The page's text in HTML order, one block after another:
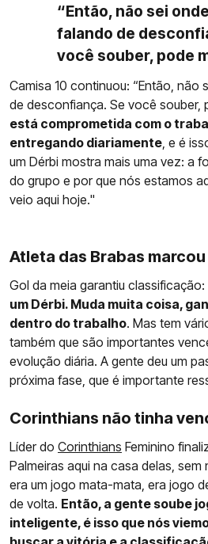
“Então, não sei
falando de
você souber, pode
Camisa 10 continuou: “Então, não
de desconfiança. Se você souber,
está comprometida com o
entregando diariamente, e é
um Dérbi mostra mais uma vez: a
do grupo e por que nós estamos
veio aqui hoje."
Atleta das Brabas
Gol da meia garantiu classificação:
um Dérbi. Muda muita coisa,
dentro do trabalho. Mas tem
também que são importantes
evolução diária. A gente deu um
próxima fase, que é importante
Corinthians não tinha
Líder do Corinthians Feminino
Palmeiras aqui na casa delas,
era um jogo mata-mata, era jogo
de volta. Então, a gente soube
inteligente, é isso que nós